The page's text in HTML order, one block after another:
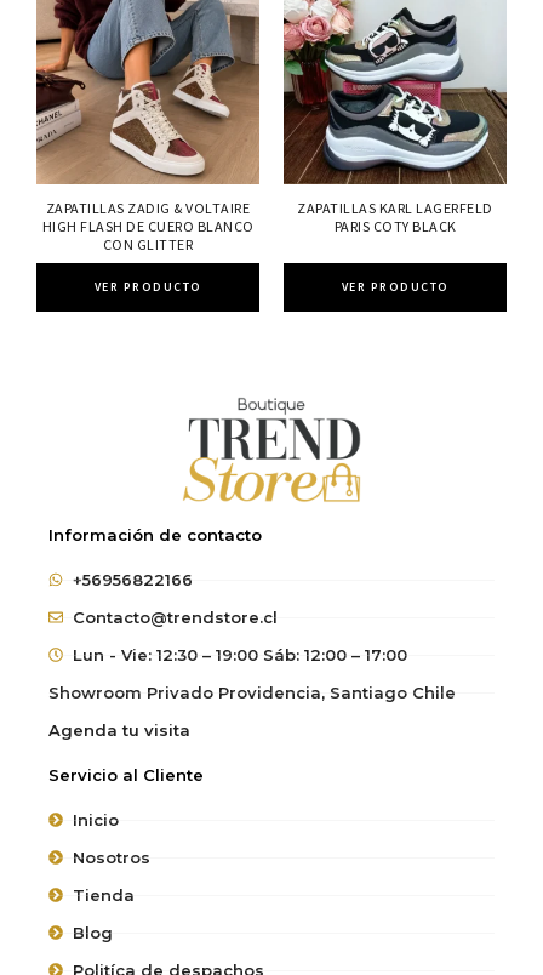
ZAPATILLAS ZADIG & VOLTAIRE
HIGH FLASH DE CUERO BLANCO
CON GLITTER
VER PRODUCTO
ZAPATILLAS KARL LAGERFELD
PARIS COTY BLACK
VER PRODUCTO
Información de contacto
+56956822166
Contacto@trendstore.cl
Lun - Vie: 12:30 – 19:00 Sáb: 12:00 – 17:00
Showroom Privado Providencia, Santiago Chile
Agenda tu visita
Servicio al Cliente
Inicio
Nosotros
Tienda
Blog
Politíca de despachos